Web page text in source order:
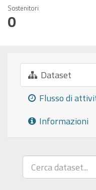
Sostenitori
0
Dataset
Flusso di
Informazioni